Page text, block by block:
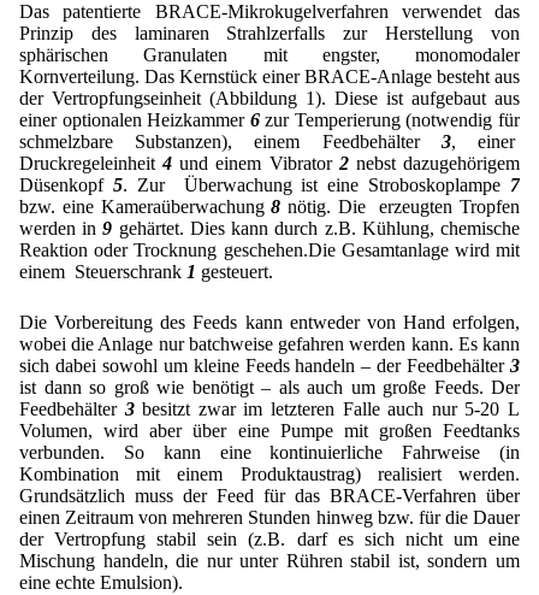
Das patentierte BRACE-Mikrokugelverfahren verwendet das
Prinzip des laminaren Strahlzerfalls zur Herstellung von
sphärischen Granulaten mit engster, monomodaler
Kornverteilung. Das Kernstück einer BRACE-Anlage besteht aus
der Vertropfungseinheit (Abbildung 1). Diese ist aufgebaut aus
einer optionalen Heizkammer 6zur Temperierung (notwendig für
schmelzbare Substanzen), einem Feedbehälter 3, einer
Druckregeleinheit4 und einem Vibrator 2nebst dazugehörigem
Düsenkopf5. Zur Überwachung ist eine Stroboskoplampe 7
bzw. eine Kameraüberwachung8 nötig. Die erzeugten Tropfen
werden in9 gehärtet. Dies kann durch z.B. Kühlung, chemische
Reaktion oder Trocknung geschehen.Die Gesamtanlage wird mit
einem Steuerschrank 1 gesteuert.
Die Vorbereitung des Feeds kann entweder von Hand erfolgen,
wobei die Anlage nur batchweise gefahren werden kann. Es kann
sich dabei sowohl um kleine Feeds handeln – der Feedbehälter 3
ist dann so groß wie benötigt – als auch um große Feeds. Der
Feedbehälter 3besitzt zwar im letzteren Falle auch nur 5-20 L
Volumen, wird aber über eine Pumpe mit großen Feedtanks
verbunden. So kann eine kontinuierliche Fahrweise (in
Kombination mit einem Produktaustrag) realisiert werden.
Grundsätzlich muss der Feed für das BRACE-Verfahren über
einen Zeitraum von mehreren Stunden hinweg bzw. für die Dauer
der Vertropfung stabil sein (z.B. darf es sich nicht um eine
Mischung handeln, die nur unter Rühren stabil ist, sondern um
eine echte Emulsion).